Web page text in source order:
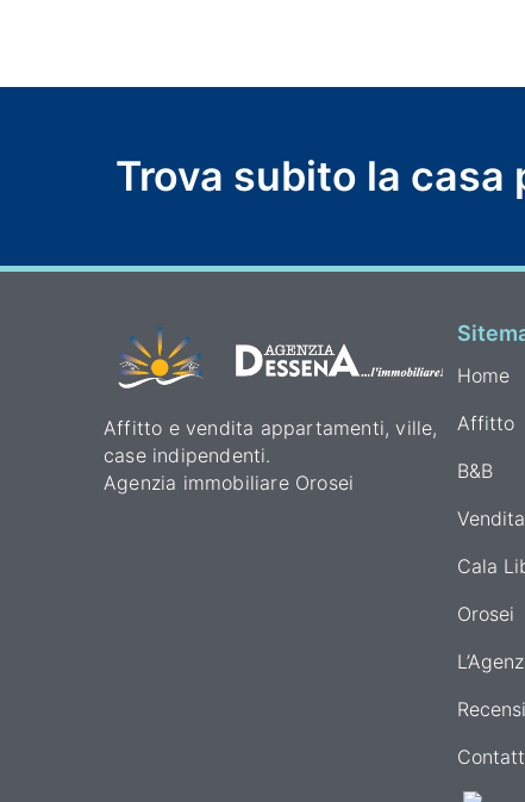
Trova subito la casa
Affitto e vendita appartamenti, ville,
case indipendenti.
Agenzia immobiliare Orosei
Home
Affitto
B&B
Vendita
Cala
Orosei